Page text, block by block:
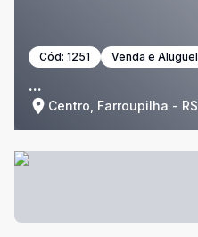
Cód: 1251 Venda e Aluguel
...
Centro, Farroupilha - RS